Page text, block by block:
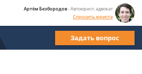
Артём Безбородов- Автоюрист, адвокат
Спросить юриста
Задать вопрос